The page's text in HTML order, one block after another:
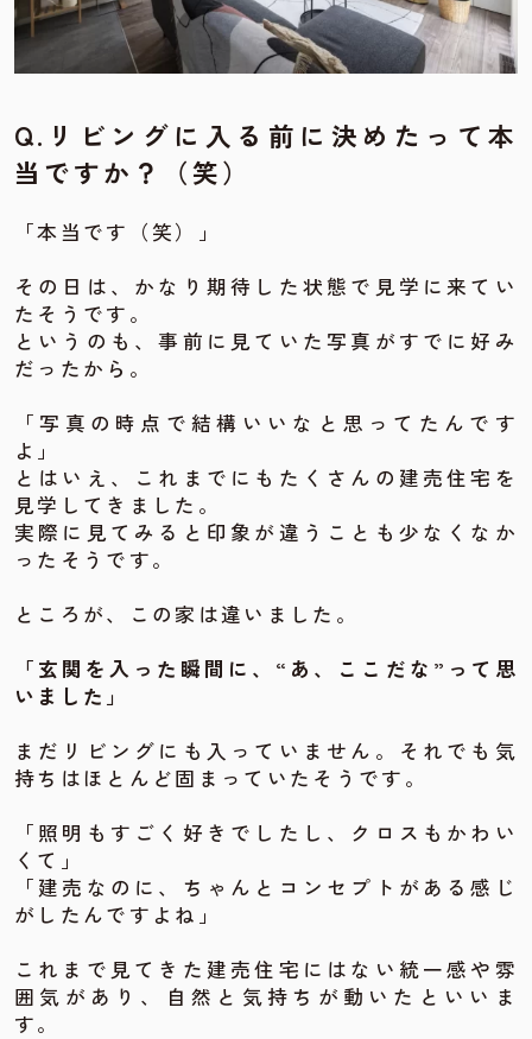
Q. リビングに入る前に決めたって本
当ですか？（笑）
「本当です（笑）」
その日は、かなり期待した状態で見学に来てい
たそうです。
というのも、事前に見ていた写真がすでに好み
だったから。
「写真の時点で結構いいなと思ってたんです
よ」
とはいえ、これまでにもたくさんの建売住宅を
見学してきました。
実際に見てみると印象が違うことも少なくなか
ったそうです。
ところが、この家は違いました。
「玄関を入った瞬間に、“あ、ここだな”って思
いました」
まだリビングにも入っていません。それでも気
持ちはほとんど固まっていたそうです。
「照明もすごく好きでしたし、クロスもかわい
くて」
「建売なのに、ちゃんとコンセプトがある感じ
がしたんですよね」
これまで見てきた建売住宅にはない統一感や雰
囲気があり、自然と気持ちが動いたといいま
す。